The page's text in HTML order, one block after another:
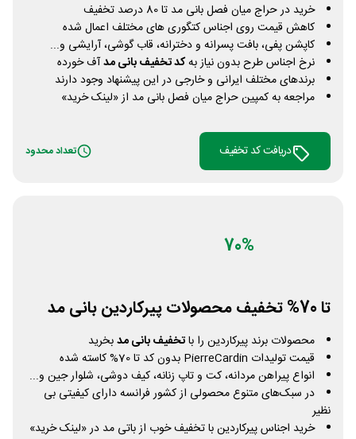
خرید در حراج میان فصل بانی مد تا 80 درصد تخفیف
کاهش قیمت روی اجناس کتگوری های مختلف اعمال شده
کاپشن پفی، بافت پسرانه و دخترانه، قاب گوشی، آرایشی و...
نرخ اجناس طرح بدون نیاز بهکد تخفیف بانی مدآف خورده
برندهای مختلف ایرانی و خارجی در این پیشنهاد وجود دارند
مراجعه به کمپین حراج میان فصل بانی مد از «لینک خرید»
دریافت کد تخفیف تعداد محدود
70%
تا 70% تخفیف محصولات پیرکاردین بانی مد
محصولات برند پیرکاردین را باتخفیف بانی مدبخرید
قیمت تولیدات PierreCardin بدون کد تا 70% کاسته شده
انواع پیراهن مردانه، کت و تاپ زنانه، کیف دوشی، شلوار جین و...
در سبک‌های متنوع محصولی از کشور فرانسه دارای کیفیتی بی
نظیر
خرید اجناس پیرکاردین با تخفیف خوب از باتی مد در «لینک خرید»